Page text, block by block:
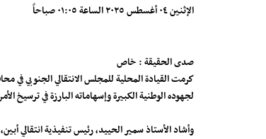
الإثنين ٠٤ أغسطس ٢٠٢٥ الساعة ٠١:٠٥ صباحاً
صدى الحقيقة : خاص
كرمت القيادة المحلية للمجلس الانتقالي الجنوبي في
لجهوده الوطنية الكبيرة وإسهاماته البارزة في ترسيخ
وأشاد الأستاذ سمير الحييد، رئيس تنفيذية انتقالي